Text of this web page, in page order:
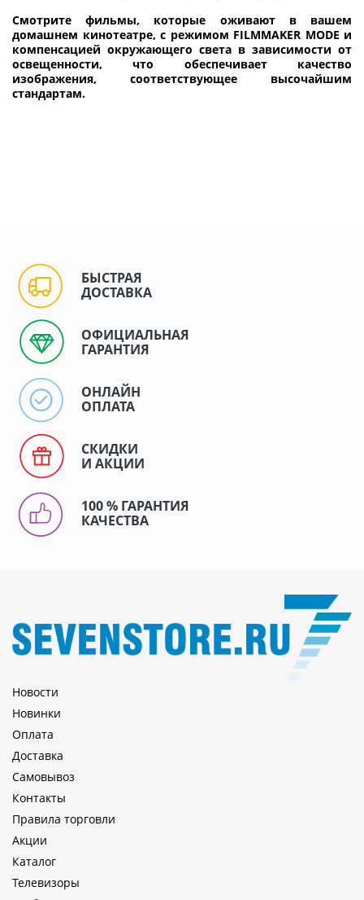
Смотрите фильмы, которые оживают в вашем
домашнем кинотеатре, с режимом FILMMAKER MODE и
компенсацией окружающего света в зависимости от
освещенности, что обеспечивает качество
изображения, соответствующее высочайшим
стандартам.
БЫСТРАЯ
ДОСТАВКА
ОФИЦИАЛЬНАЯ
ГАРАНТИЯ
ОНЛАЙН
ОПЛАТА
СКИДКИ
И АКЦИИ
100 % ГАРАНТИЯ
КАЧЕСТВА
Новости
Новинки
Оплата
Доставка
Самовывоз
Контакты
Правила торговли
Акции
Каталог
Телевизоры